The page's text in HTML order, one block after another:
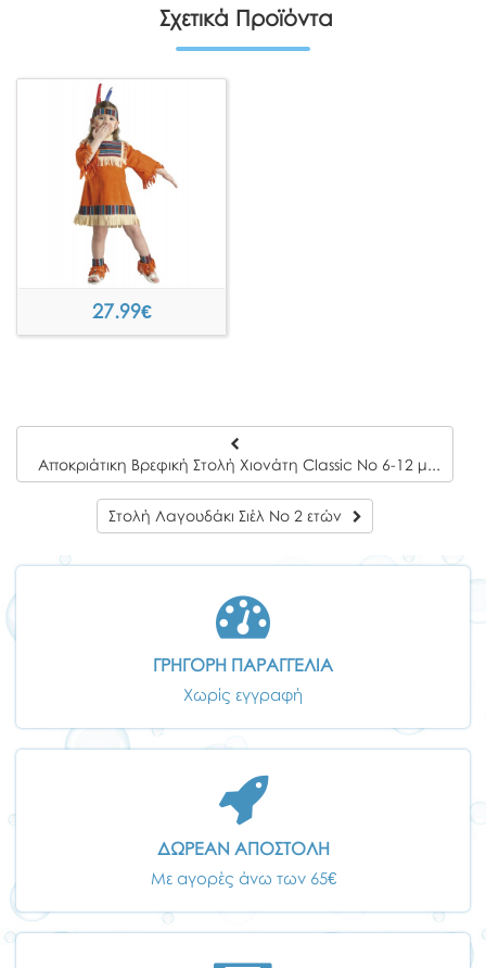
Σχετικά Προϊόντα
27.99€
Αποκριάτικη Βρεφική Στολή Χιονάτη Classic Νο 6-12 μηνών
Στολή Λαγουδάκι Σιέλ Νο 2 ετών
ΓΡΗΓΟΡΗ ΠΑΡΑΓΓΕΛΙΑ
Χωρίς εγγραφή
ΔΩΡΕΑΝ ΑΠΟΣΤΟΛΗ
Με αγορές άνω των 65€